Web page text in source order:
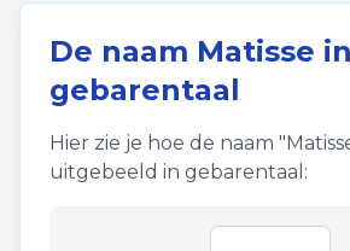
De naam Matisse in
gebarentaal
Hier zie je hoe de naam "
uitgebeeld in gebarentaal: